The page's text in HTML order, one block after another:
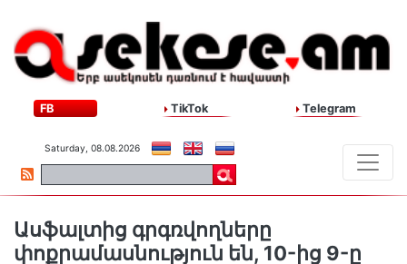
FB TikTok Telegram
Saturday, 08.08.2026
Ասֆալտից գրգռվողները
փոքրամասնություն են, 10-ից 9-ը